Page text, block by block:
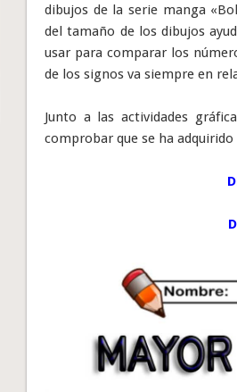
dibujos de la serie manga
del tamaño de los dibujos
usar para comparar los
de los signos va siempre en
Junto a las actividades
comprobar que se ha